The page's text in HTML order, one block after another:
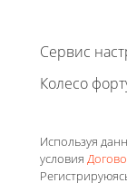
Сервис
Колесо
Используя
условия